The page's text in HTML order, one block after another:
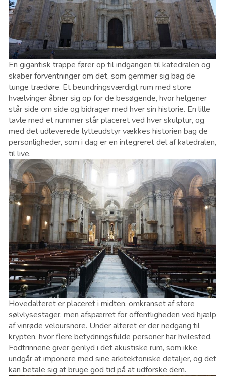
En gigantisk trappe fører op til indgangen til katedralen og
skaber forventninger om det, som gemmer sig bag de
tunge trædøre. Et beundringsværdigt rum med store
hvælvinger åbner sig op for de besøgende, hvor helgener
står side om side og bidrager med hver sin historie. En lille
tavle med et nummer står placeret ved hver skulptur, og
med det udleverede lytteudstyr vækkes historien bag de
personligheder, som i dag er en integreret del af katedralen,
til live.
Hovedalteret er placeret i midten, omkranset af store
sølvlysestager, men afspærret for offentligheden ved hjælp
af vinrøde veloursnore. Under alteret er der nedgang til
krypten, hvor flere betydningsfulde personer har hvilested.
Fodtrinnene giver genlyd i det akustiske rum, som ikke
undgår at imponere med sine arkitektoniske detaljer, og det
kan betale sig at bruge god tid på at udforske dem.